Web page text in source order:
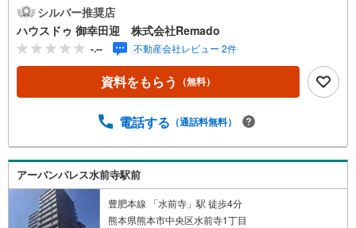
選び」が重要です！■当日内覧予約も大歓迎「今から見た
い」といったご要望にも、柔軟に対応いたします！■購入総
額を抑える3つのご提案（1）価格交渉に自信あり（2）太陽
光等のオプション費用も相見積り（3）提携銀行多数で条件
の良い銀行を選べます＼＼キャンペーン実施中//『購入総額
の限界へ挑戦』売主様との価格交渉もお任せください他社
ー・現地または現地周辺やご希望の場所での待ち合わせも
ションを窓口ひとつで比較・内覧■九州No.1の実績・ハウ
スドゥ全国大会2025 九州エリア売買件数・売上高1位・G
oogle口コミランキング 「熊本県 不動産売買」1位＼＼お
客様の声を参考に失敗しない家探しを //
シルバー推奨店
ハウスドゥ 御幸田迎 株式会社Remado
-.-- 不動産会社レビュー 2件
資料をもらう （無料）
電話する （通話料無料）
アーバンパレス水前寺駅前
豊肥本線 「水前寺」駅 徒歩4分
熊本県熊本市中央区水前寺1丁目